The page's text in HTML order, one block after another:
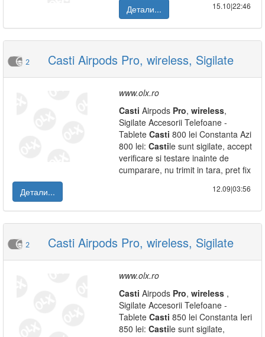
Детали...
15.10|22:46
2 Casti Airpods Pro, wireless, Sigilate
www.olx.ro
Casti Airpods Pro, wireless,
Sigilate Accesorii Telefoane -
Tablete Casti 800 lei Constanta Azi
800 lei: Castile sunt sigilate, accept
verificare si testare inainte de
cumparare, nu trimit in tara, pret fix
Детали...
12.09|03:56
2 Casti Airpods Pro, wireless, Sigilate
www.olx.ro
Casti Airpods Pro, wireless ,
Sigilate Accesorii Telefoane -
Tablete Casti 850 lei Constanta Ieri
850 lei: Castile sunt sigilate,